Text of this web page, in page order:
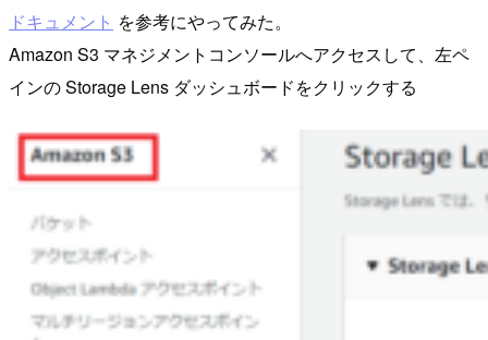
ドキュメント を参考にやってみた。
Amazon S3 マネジメントコンソールへアクセスして、左ペ
インの Storage Lens ダッシュボードをクリックする